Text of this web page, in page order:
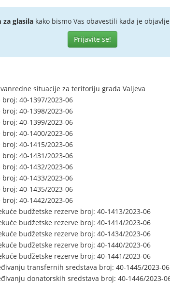
za glasilakako bismo Vas obavestili kada je
Prijavite se!
situacije za teritoriju grada Valjeva
40-1397/2023-06
40-1398/2023-06
40-1399/2023-06
40-1400/2023-06
40-1415/2023-06
40-1431/2023-06
40-1432/2023-06
40-1433/2023-06
40-1435/2023-06
40-1442/2023-06
budžetske rezerve broj: 40-1413/2023-06
budžetske rezerve broj: 40-1414/2023-06
budžetske rezerve broj: 40-1434/2023-06
budžetske rezerve broj: 40-1440/2023-06
budžetske rezerve broj: 40-1441/2023-06
transfernih sredstava broj: 40-1445/2023-06
donatorskih sredstava broj: 40-1446/2023-